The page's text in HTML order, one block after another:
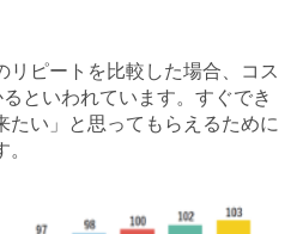
リピートを比較した場合、コス
といわれています。すぐでき
たい」と思ってもらえるために